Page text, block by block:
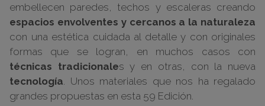
embellecen paredes, techos y escaleras creando
espacios envolventes y cercanos a la naturaleza
con una estética cuidada al detalle y con originales
formas que se logran, en muchos casos con
técnicas tradicionales y en otras, con la nueva
tecnología. Unos materiales que nos ha regalado
grandes propuestas en esta 59 Edición.